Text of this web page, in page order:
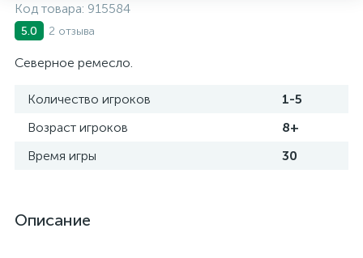
Код товара: 915584
5.0 2 отзыва
Северное ремесло.
Количество игроков
1-5
Возраст игроков
8+
Время игры
30
Описание